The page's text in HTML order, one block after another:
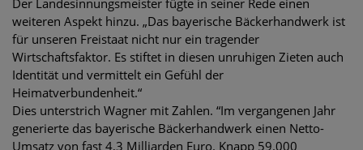
weiteren Aspekt hinzu. „Das bayerische Bäckerhandwerk ist
für unseren Freistaat nicht nur ein tragender
Wirtschaftsfaktor. Es stiftet in diesen unruhigen Zieten auch
Identität und vermittelt ein Gefühl der
Heimatverbundenheit.“
Dies unterstrich Wagner mit Zahlen. “Im vergangenen Jahr
generierte das bayerische Bäckerhandwerk einen Netto-
Umsatz von fast 4,3 Milliarden Euro. Knapp 59.000